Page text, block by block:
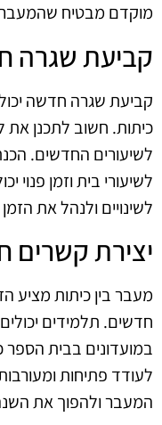
מוקדם מבטיח
קביעת שגרה
קביעת שגרה חדשה
כיתות. חשוב לתכנן את
לשיעורים החדשים.
לשיעורי בית וזמן פנוי
לשינויים ולנהל את
יצירת קשרים
מעבר בין כיתות מציע
חדשים. תלמידים
במועדונים בבית
לעודד פתיחות
המעבר ולהפוך את